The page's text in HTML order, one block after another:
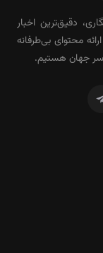
دقیق‌ترین اخبار
محتوای بی‌طرفانه
جهان هستیم.